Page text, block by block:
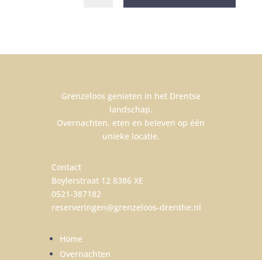
Grenzeloos genieten in het Drentse
landschap.
Overnachten, eten en beleven op één
unieke locatie.
Contact
Boylerstraat 12 8386 XE
0521-387182
reserveringen@grenzeloos-drenthe.nl
Home
Overnachten